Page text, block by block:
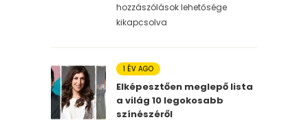
hozzászólások lehetősége
kikapcsolva
1 ÉV AGO
Elképesztően meglepő lista
a világ 10 legokosabb
színészéről